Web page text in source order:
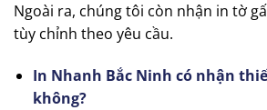
Ngoài ra, chúng tôi còn nhận in tờ
tùy chỉnh theo yêu cầu.
In Nhanh Bắc Ninh có nhận
không?